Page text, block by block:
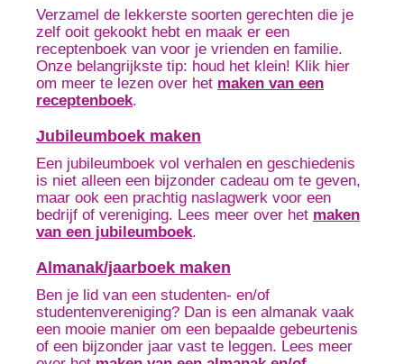
Verzamel de lekkerste soorten gerechten die je
zelf ooit gekookt hebt en maak er een
receptenboek van voor je vrienden en familie.
Onze belangrijkste tip: houd het klein! Klik hier
om meer te lezen over het maken van een
receptenboek.
Jubileumboek maken
Een jubileumboek vol verhalen en geschiedenis
is niet alleen een bijzonder cadeau om te geven,
maar ook een prachtig naslagwerk voor een
bedrijf of vereniging. Lees meer over het maken
van een jubileumboek.
Almanak/jaarboek maken
Ben je lid van een studenten- en/of
studentenvereniging? Dan is een almanak vaak
een mooie manier om een bepaalde gebeurtenis
of een bijzonder jaar vast te leggen. Lees meer